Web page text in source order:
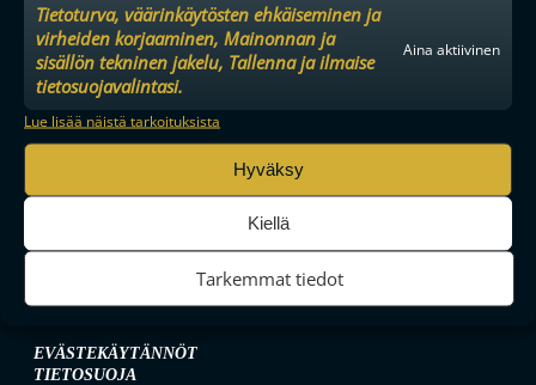
Tietoturva, väärinkäytösten ehkäiseminen ja
virheiden korjaaminen, Mainonnan ja
sisällön tekninen jakelu, Tallenna ja ilmaise
tietosuojavalintasi.
Aina aktiivinen
Lue lisää näistä tarkoituksista
Hyväksy
Kiellä
Tarkemmat tiedot
SEURAA MEITÄ SOMESSA
YHTEYSTIEDOT
YHTEISTYÖKUMPPANIKSI
BRÄNDI
EVÄSTEKÄYTÄNNÖT
TIETOSUOJA